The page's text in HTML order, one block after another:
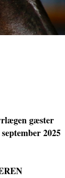
gæster
2025